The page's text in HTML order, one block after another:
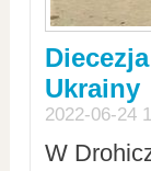
Ukrainy
2022-06-24
W